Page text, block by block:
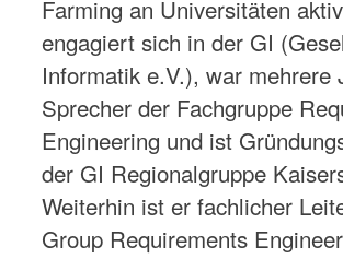
Farming an Universitäten
engagiert sich in der GI
Informatik e.V.), war mehrere
Sprecher der Fachgruppe
Engineering und ist
der GI Regionalgruppe
Weiterhin ist er fachlicher
Group Requirements